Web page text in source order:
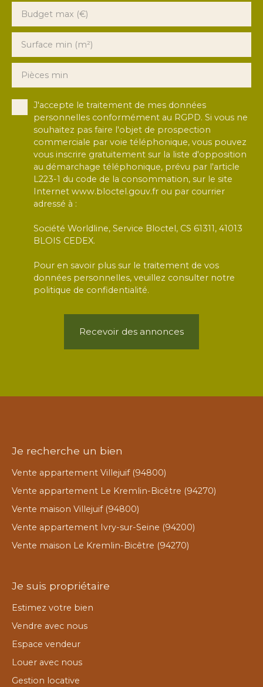
Budget max (€)
Surface min (m²)
Pièces min
J'accepte le traitement de mes données
personnelles conformément au RGPD. Si vous ne
souhaitez pas faire l'objet de prospection
commerciale par voie téléphonique, vous pouvez
vous inscrire gratuitement sur la liste d'opposition
au démarchage téléphonique, prévu par l'article
L223-1 du code de la consommation, sur le site
Internet www.bloctel.gouv.fr ou par courrier
adressé à :
Société Worldline, Service Bloctel, CS 61311, 41013
BLOIS CEDEX.
Pour en savoir plus sur le traitement de vos
données personnelles, veuillez consulter notre
politique de confidentialité.
Recevoir des annonces
Je recherche un bien
Vente appartement Villejuif (94800)
Vente appartement Le Kremlin-Bicêtre (94270)
Vente maison Villejuif (94800)
Vente appartement Ivry-sur-Seine (94200)
Vente maison Le Kremlin-Bicêtre (94270)
Je suis propriétaire
Estimez votre bien
Vendre avec nous
Espace vendeur
Louer avec nous
Gestion locative